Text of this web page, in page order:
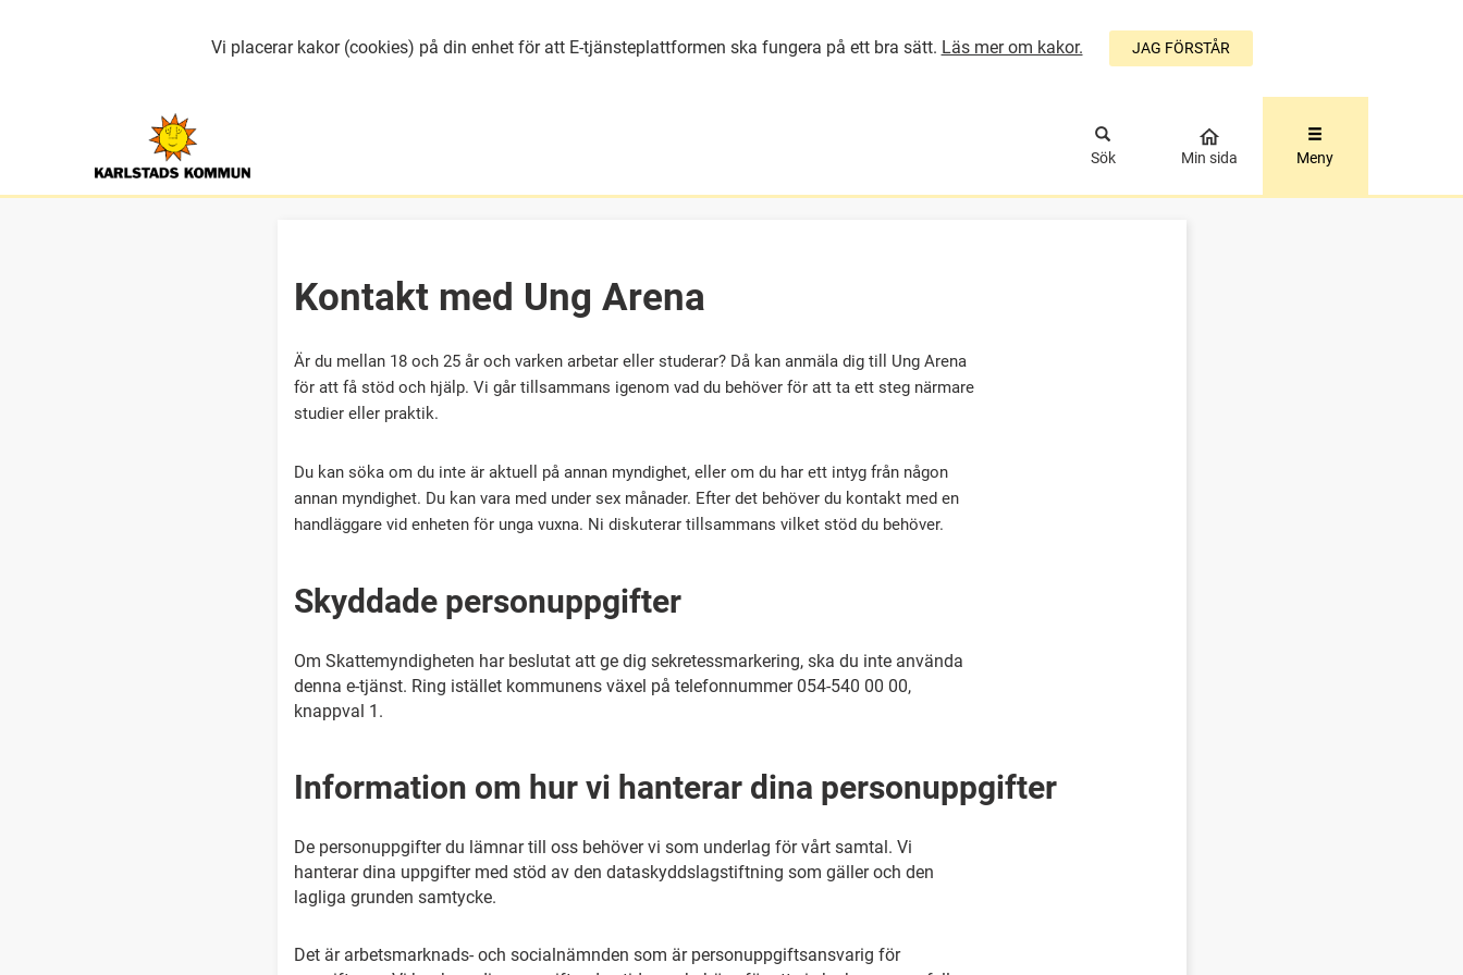
Vi placerar kakor (cookies) på din enhet för att E-tjänsteplattformen ska fungera på ett bra sätt. Läs mer om kakor. JAG FÖRSTÅR
Sök Min sida Meny
Kontakt med Ung Arena
Är du mellan 18 och 25 år och varken arbetar eller studerar? Då kan anmäla dig till Ung Arena
för att få stöd och hjälp. Vi går tillsammans igenom vad du behöver för att ta ett steg närmare
studier eller praktik.
Du kan söka om du inte är aktuell på annan myndighet, eller om du har ett intyg från någon
annan myndighet. Du kan vara med under sex månader. Efter det behöver du kontakt med en
handläggare vid enheten för unga vuxna. Ni diskuterar tillsammans vilket stöd du behöver.
Skyddade personuppgifter
Om Skattemyndigheten har beslutat att ge dig sekretessmarkering, ska du inte använda
denna e-tjänst. Ring istället kommunens växel på telefonnummer 054-540 00 00,
knappval 1.
Information om hur vi hanterar dina personuppgifter
De personuppgifter du lämnar till oss behöver vi som underlag för vårt samtal. Vi
hanterar dina uppgifter med stöd av den dataskyddslagstiftning som gäller och den
lagliga grunden samtycke.
Det är arbetsmarknads- och socialnämnden som är personuppgiftsansvarig för